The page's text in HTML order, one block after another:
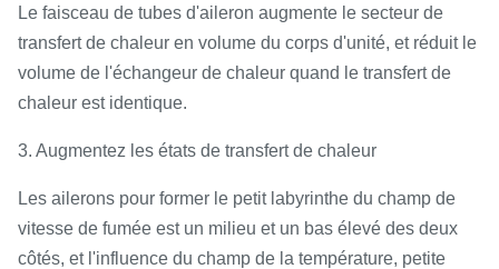
Le faisceau de tubes d'aileron augmente le secteur de
transfert de chaleur en volume du corps d'unité, et réduit le
volume de l'échangeur de chaleur quand le transfert de
chaleur est identique.
3. Augmentez les états de transfert de chaleur
Les ailerons pour former le petit labyrinthe du champ de
vitesse de fumée est un milieu et un bas élevé des deux
côtés, et l'influence du champ de la température, petite